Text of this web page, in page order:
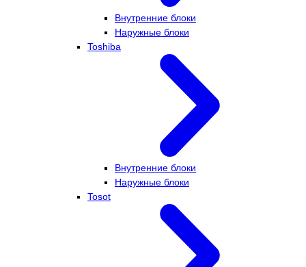
Внутренние блоки
Наружные блоки
Toshiba
Внутренние блоки
Наружные блоки
Tosot